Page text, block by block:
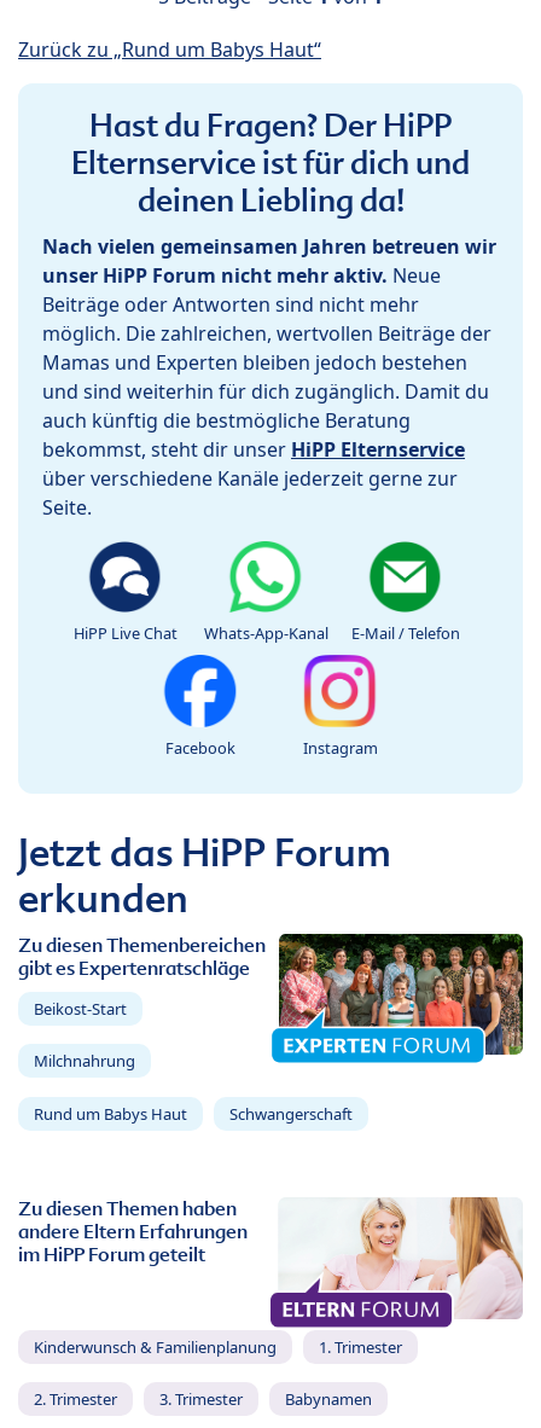
Zurück zu „Rund um Babys Haut“
Hast du Fragen? Der HiPP
Elternservice ist für dich und
deinen Liebling da!
Nach vielen gemeinsamen Jahren betreuen wir
unser HiPP Forum nicht mehr aktiv. Neue
Beiträge oder Antworten sind nicht mehr
möglich. Die zahlreichen, wertvollen Beiträge der
Mamas und Experten bleiben jedoch bestehen
und sind weiterhin für dich zugänglich. Damit du
auch künftig die bestmögliche Beratung
bekommst, steht dir unser HiPP Elternservice
über verschiedene Kanäle jederzeit gerne zur
Seite.
HiPP Live Chat Whats-App-Kanal E-Mail / Telefon
Facebook Instagram
Jetzt das HiPP Forum
erkunden
Zu diesen Themenbereichen
gibt es Expertenratschläge
Beikost-Start
Milchnahrung
Rund um Babys Haut Schwangerschaft
Zu diesen Themen haben
andere Eltern Erfahrungen
im HiPP Forum geteilt
Kinderwunsch & Familienplanung 1. Trimester
2. Trimester 3. Trimester Babynamen